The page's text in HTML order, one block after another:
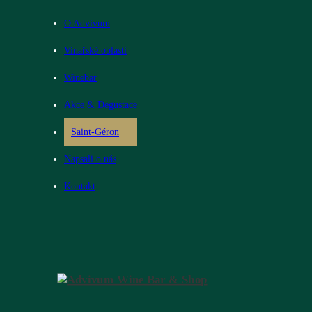
O Advivum
Vinařské oblasti
Winebar
Akce & Degustace
Saint-Géron
Napsali o nás
Kontakt